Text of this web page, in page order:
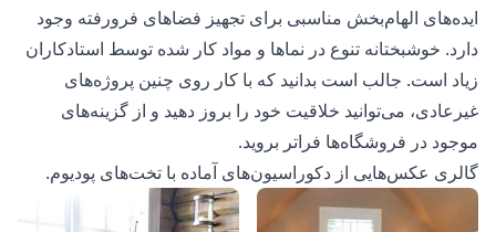
ایده‌های الهام‌بخش مناسبی برای تجهیز فضاهای فرورفته وجود
دارد. خوشبختانه تنوع در نماها و مواد کار شده توسط استادکاران
زیاد است. جالب است بدانید که با کار روی چنین پروژه‌های
غیرعادی، می‌توانید خلاقیت خود را بروز دهید و از گزینه‌های
موجود در فروشگاه‌ها فراتر بروید.
گالری عکس‌هایی از دکوراسیون‌های آماده با تخت‌های پودیوم.